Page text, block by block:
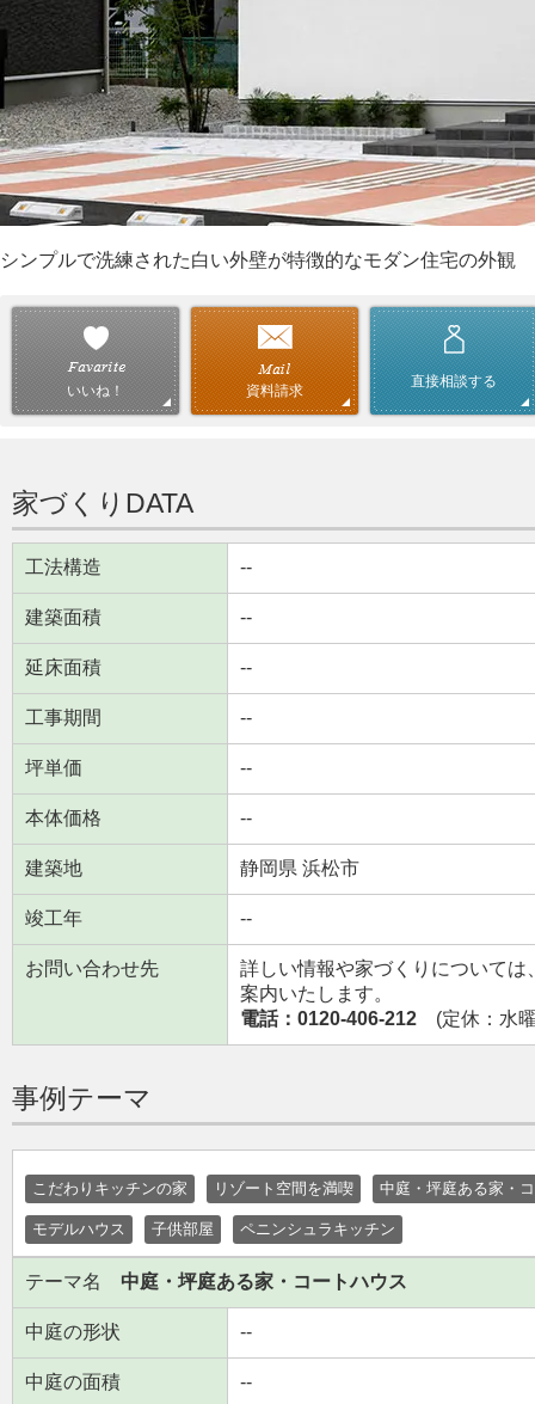
シンプルで洗練された白い外壁が特徴的なモダン住宅の外観
いいね！ 資料請求
直接相談する
家づくりDATA
工法構造 --
建築面積 --
延床面積 --
工事期間 --
坪単価 --
本体価格 --
建築地 静岡県 浜松市
竣工年 --
お問い合わせ先
詳しい情報や家づくりについて
案内いたします。
電話：0120-406-212 (定休：水
事例テーマ
こだわりキッチンの家 リゾート空間を満喫 中庭・坪庭ある家・
モデルハウス 子供部屋 ペニンシュラキッチン
テーマ名 中庭・坪庭ある家・コートハウス
中庭の形状 --
中庭の面積 --